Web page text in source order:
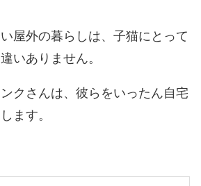
屋外の暮らしは、子猫にとって
いありません。
クさんは、彼らをいったん自宅
ます。